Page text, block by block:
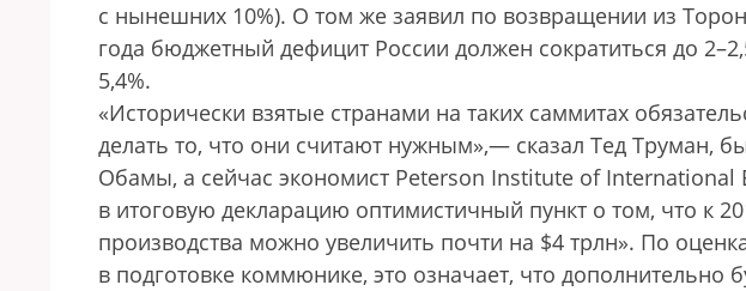
с нынешних 10%). О том же заявил по возвращении из
года бюджетный дефицит России должен сократиться до
5,4%.
«Исторически взятые странами на таких саммитах
делать то, что они считают нужным»,— сказал Тед Труман,
Обамы, а сейчас экономист Peterson Institute of International
в итоговую декларацию оптимистичный пункт о том, что к
производства можно увеличить почти на $4 трлн». По
в подготовке коммюнике, это означает, что дополнительно